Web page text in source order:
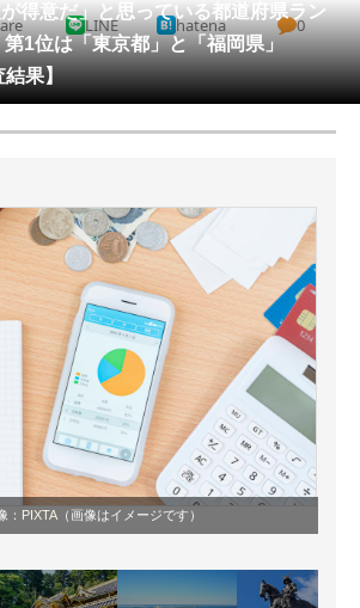
合ページ
トレンド
スの未来
て選べる
ヒント
る
詳説
ュニティ
く分かる
得意だ」と思っている都道府県ラン
1位は「東京都」と「福岡県」
結果】
LINE hatena 0
： PIXTA （画像はイメージです）